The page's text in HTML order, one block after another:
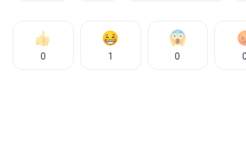
0 1 0 0